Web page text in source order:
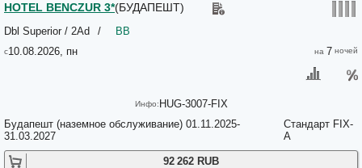
HILD-1 Apartments 3*
HILD-2 Apartments Budapest 3*
HILTON BUDAPEST HOTEL 4*
Ho-Bi Oktogon Room & Apartment 3*
Hock Residence By Vagabond 3*
Holiday Beach Budapest Wellness & Conference Hotel 4*
Home Plus Hostel 3*
Homoky Hotels Bestline Hotel 3*
10.08.2026, пн
Будапешт (наземное обслуживание) 01.11.2025-
31.03.2027
Стандарт FIX-
A
7
HOTEL BENCZUR 3*(БУДАПЕШТ)
/ BB
Dbl Superior / 2Ad
92 262 RUB
HUG-3007-FIX